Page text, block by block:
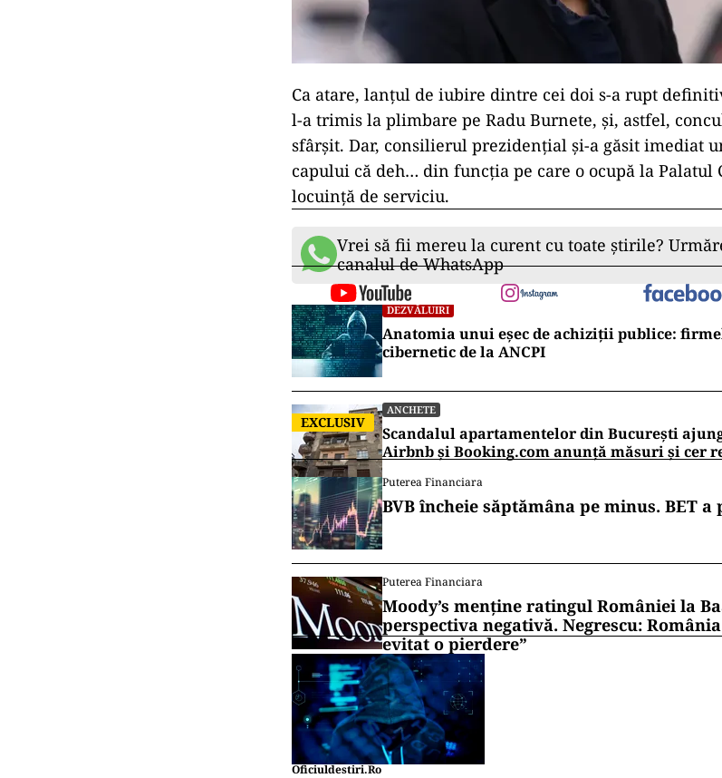
Ca atare, lanțul de iubire dintre cei doi s-a rupt
l-a trimis la plimbare pe Radu Burnete, și, astfel,
sfârșit. Dar, consilierul prezidențial și-a găsit imediat
capului că deh… din funcția pe care o ocupă la Palatul
locuință de serviciu.
Vrei să fii mereu la curent cu toate știrile?
canalul de WhatsApp
DEZVĂLUIRI
Anatomia unui eșec de achiziții publice:
cibernetic de la ANCPI
EXCLUSIV
ANCHETE
Scandalul apartamentelor din București
Airbnb și Booking.com anunță măsuri și cer
Puterea Financiara
BVB încheie săptămâna pe minus. BET a
Puterea Financiara
Moody’s menține ratingul României la
perspectiva negativă. Negrescu:
evitat o pierdere”
Oficiuldestiri.ro